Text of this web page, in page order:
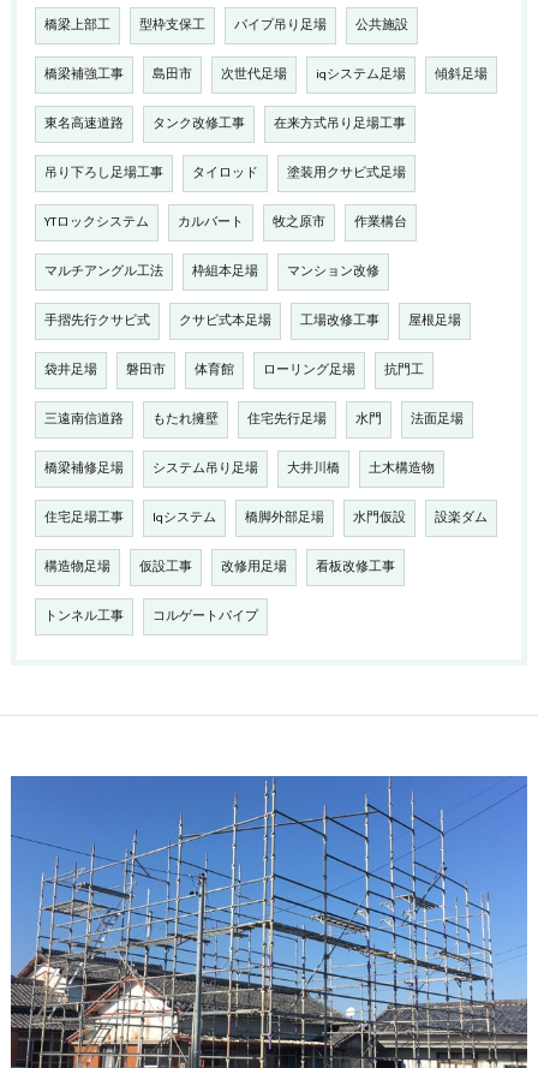
橋梁上部工 型枠支保工 パイプ吊り足場 公共施設
橋梁補強工事 島田市 次世代足場 iqシステム足場 傾斜足場
東名高速道路 タンク改修工事 在来方式吊り足場工事
吊り下ろし足場工事 タイロッド 塗装用クサビ式足場
YTロックシステム カルバート 牧之原市 作業構台
マルチアングル工法 枠組本足場 マンション改修
手摺先行クサビ式 クサビ式本足場 工場改修工事 屋根足場
袋井足場 磐田市 体育館 ローリング足場 抗門工
三遠南信道路 もたれ擁壁 住宅先行足場 水門 法面足場
橋梁補修足場 システム吊り足場 大井川橋 土木構造物
住宅足場工事 Iqシステム 橋脚外部足場 水門仮設 設楽ダム
構造物足場 仮設工事 改修用足場 看板改修工事
トンネル工事 コルゲートパイプ